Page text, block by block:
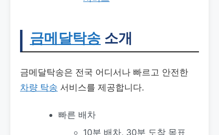
금메달탁송 소개
금메달탁송은 전국 어디서나 빠르고 안전한
차량 탁송 서비스를 제공합니다.
빠른 배차
10분 배차, 30분 도착 목표